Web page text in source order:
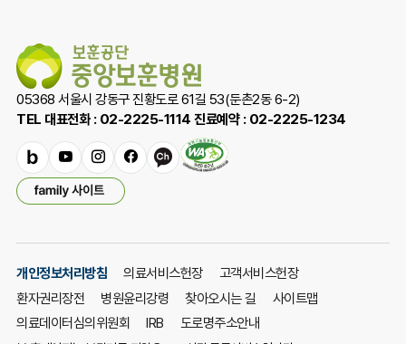
보
훈
복
지
의
공
단
중
병
원
에
서
05368 서울시 강동구 진황도로 61길 53(둔촌2동 6-2)
TEL 대표전화 : 02-2225-1114 진료예약 : 02-2225-1234
밴
드
유
튜
브
인
스
타
램
페
카
널
패
밀
사
트
열
기
개인정보처리방침 의료서비스헌장
고객서비스헌장
환자권리장전
병원윤리강령 찾아오시는 길
사이트맵
의료데이터심의위원회
IRB 도로명주소안내